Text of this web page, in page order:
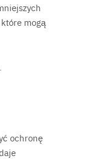
mogą
ochronę